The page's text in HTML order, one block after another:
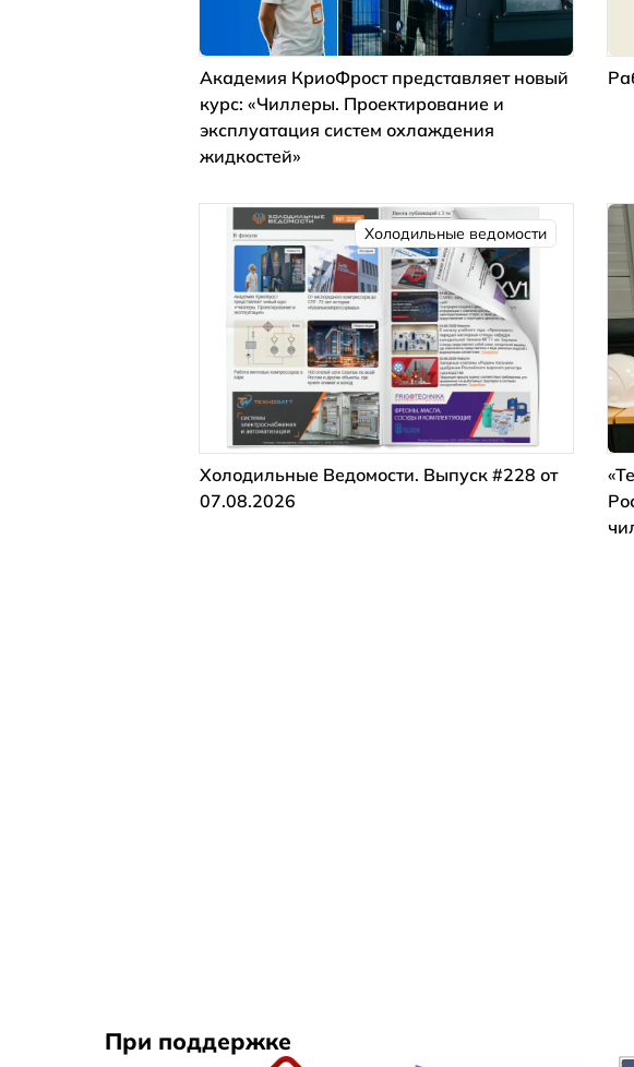
Академия КриоФрост представляет новый
курс: «Чиллеры. Проектирование и
эксплуатация систем охлаждения
жидкостей»
Холодильные ведомости
Холодильные Ведомости. Выпуск #228 от
07.08.2026
При поддержке